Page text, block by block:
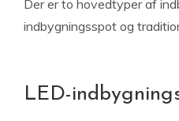
Der er to hovedtyper af
indbygningsspot og
LED-